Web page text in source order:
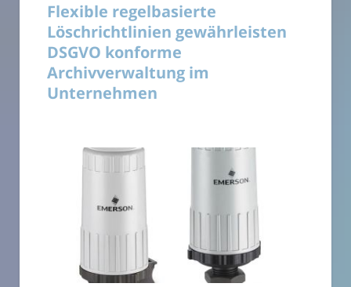
Flexible regelbasierte
Löschrichtlinien gewährleisten
DSGVO konforme
Archivverwaltung im
Unternehmen